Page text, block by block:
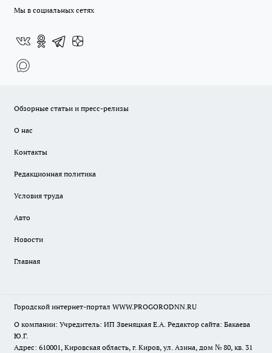
Мы в социальных сетях
Обзорные статьи и пресс-релизы
О нас
Контакты
Редакционная политика
Условия труда
Авто
Новости
Главная
Городской интернет-портал WWW.PROGORODNN.RU
О компании: Учредитель: ИП Звеняцкая Е.А. Редактор сайта: Бакаева
Ю.Г.
Адрес: 610001, Кировская область, г. Киров, ул. Азина, дом № 80, кв. 31